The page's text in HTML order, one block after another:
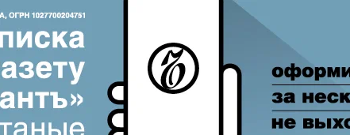
Реклама в «Ъ» www.kommersant.ru/ad